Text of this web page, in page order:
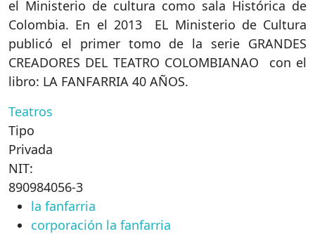
el Ministerio de cultura como sala Histórica de
Colombia. En el 2013 EL Ministerio de Cultura
publicó el primer tomo de la serie GRANDES
CREADORES DEL TEATRO COLOMBIANAO con el
libro: LA FANFARRIA 40 AÑOS.
Teatros
Tipo
Privada
NIT:
890984056-3
la fanfarria
corporación la fanfarria